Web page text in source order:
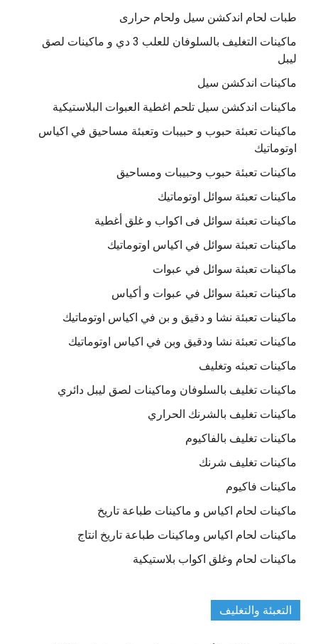
طبات لحام اندكشن سيل ولحام حرارى
ماكينات التغليف بالسلوفان للعلب 3 دي و ماكينات لصق
ليبل
ماكينات اندكشن سيل
ماكينات اندكشن سيل تلحم اغطية العبوات البلاستيكية
ماكينات تعبئة حبوب و حبيبات وتعبئة مساحيق في اكياس
اوتوماتيك
ماكينات تعبئة حبوب وحبيبات ومساحيق
ماكينات تعبئة سوائل اوتوماتيك
ماكينات تعبئة سوائل فى اكواب و غلق أغطية
ماكينات تعبئة سوائل في اكياس اوتوماتيك
ماكينات تعبئة سوائل في عبوات
ماكينات تعبئة سوائل في عبوات و أكياس
ماكينات تعبئة نشا و دقيق و بن في اكياس اوتوماتيك
ماكينات تعبئة نشا ودقيق وبن في اكياس اوتوماتيك
ماكينات تعبئه وتغليف
ماكينات تغليف بالسلوفان وماكينات لصق ليبل دائري
ماكينات تغليف بالشرنك الحراري
ماكينات تغليف بالفاكيوم
ماكينات تغليف شرنك
ماكينات فاكيوم
ماكينات لحام اكياس و ماكينات طباعة تاريخ
ماكينات لحام اكياس وماكينات طباعة تاريخ انتاج
ماكينات لحام وغلق اكواب بلاستيكية
التعبئة والتغليف